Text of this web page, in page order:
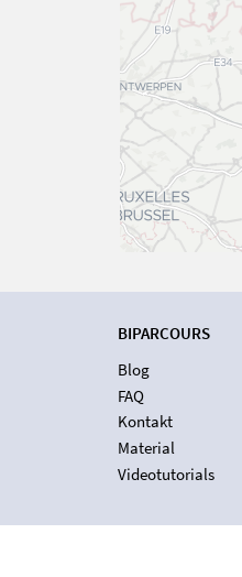
BIPARCOURS
Blog
FAQ
Kontakt
Material
Videotutorials